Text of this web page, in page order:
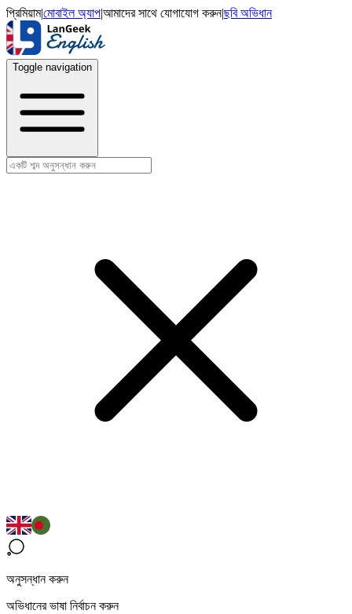
প্রিমিয়াম|মোবাইল অ্যাপ|আমাদের সাথে যোগাযোগ করুন|ছবি অভিধান
Toggle navigation
অনুসন্ধান করুন
অভিধানের ভাষা নির্বাচন করুন